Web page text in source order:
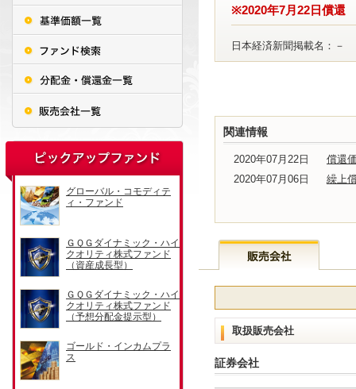
※2020年7月22日償還
日本経済新聞掲載名：－
関連情報
2020年07月22日
償還
2020年07月06日
繰上
取扱販売会社
証券会社